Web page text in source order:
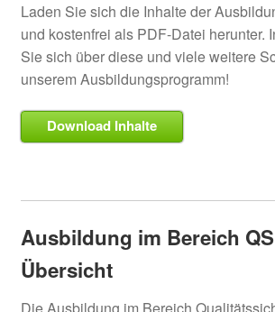
Laden Sie sich die Inhalte der
und kostenfrei als PDF-Datei herunter.
Sie sich über diese und viele weitere
unserem Ausbildungsprogramm!
Download Inhalte
Ausbildung im Bereich
Übersicht